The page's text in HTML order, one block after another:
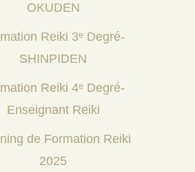
OKUDEN
Reiki 3ᵉ Degré-
SHINPIDEN
Reiki 4ᵉ Degré-
Enseignant Reiki
de Formation Reiki
2025